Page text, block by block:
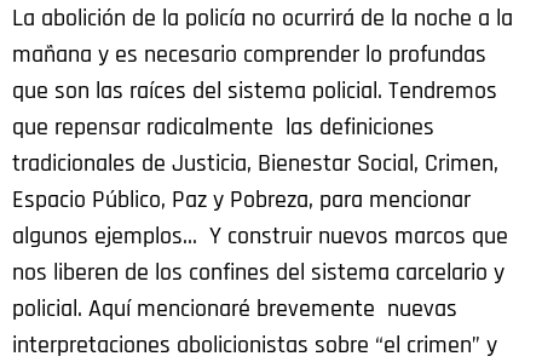
La abolición de la policía no ocurrirá de la noche a la
mañana y es necesario comprender lo profundas
que son las raíces del sistema policial. Tendremos
que repensar radicalmente las definiciones
tradicionales de Justicia, Bienestar Social, Crimen,
Espacio Público, Paz y Pobreza, para mencionar
algunos ejemplos… Y construir nuevos marcos que
nos liberen de los confines del sistema carcelario y
policial. Aquí mencionaré brevemente nuevas
interpretaciones abolicionistas sobre “el crimen” y